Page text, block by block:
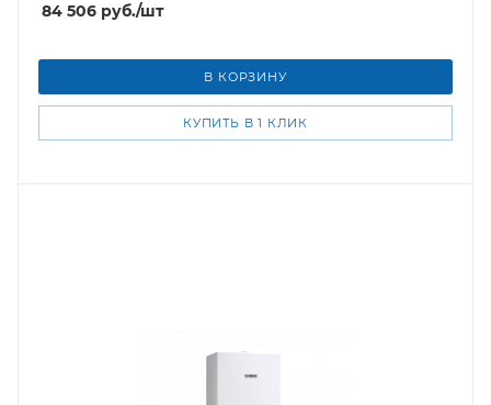
84 506 руб./шт
В КОРЗИНУ
КУПИТЬ В 1 КЛИК